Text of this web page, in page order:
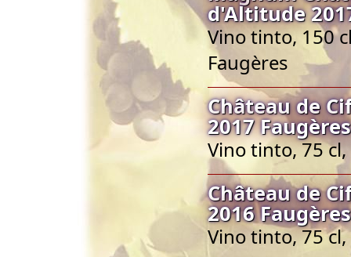
d'Altitude
Vino tinto, 150
Faugères
Château de
2017
Vino tinto, 75
Château de
2016
Vino tinto, 75